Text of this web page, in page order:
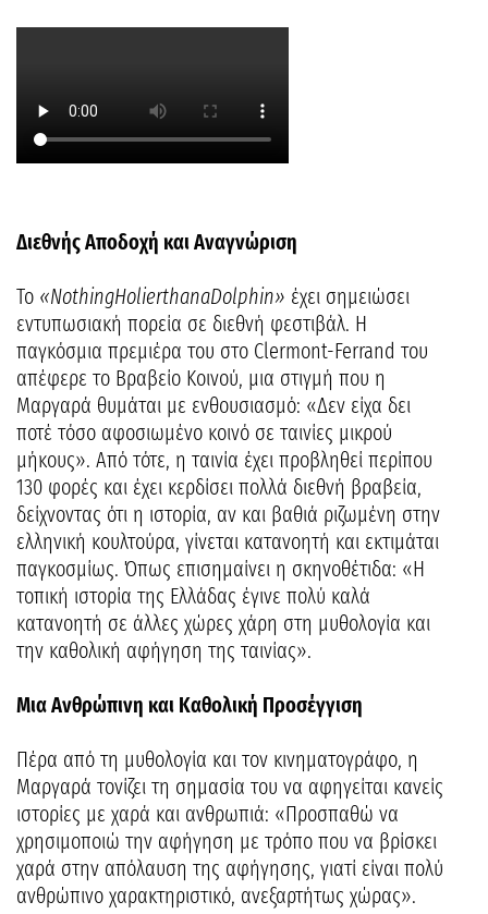
Διεθνής Αποδοχή και Αναγνώριση
Το «NothingHolierthanaDolphin» έχει σημειώσει
εντυπωσιακή πορεία σε διεθνή φεστιβάλ. Η
παγκόσμια πρεμιέρα του στο Clermont-Ferrand του
απέφερε το Βραβείο Κοινού, μια στιγμή που η
Μαργαρά θυμάται με ενθουσιασμό: «Δεν είχα δει
ποτέ τόσο αφοσιωμένο κοινό σε ταινίες μικρού
μήκους». Από τότε, η ταινία έχει προβληθεί περίπου
130 φορές και έχει κερδίσει πολλά διεθνή βραβεία,
δείχνοντας ότι η ιστορία, αν και βαθιά ριζωμένη στην
ελληνική κουλτούρα, γίνεται κατανοητή και εκτιμάται
παγκοσμίως. Όπως επισημαίνει η σκηνοθέτιδα: «Η
τοπική ιστορία της Ελλάδας έγινε πολύ καλά
κατανοητή σε άλλες χώρες χάρη στη μυθολογία και
την καθολική αφήγηση της ταινίας».
Μια Ανθρώπινη και Καθολική Προσέγγιση
Πέρα από τη μυθολογία και τον κινηματογράφο, η
Μαργαρά τονίζει τη σημασία του να αφηγείται κανείς
ιστορίες με χαρά και ανθρωπιά: «Προσπαθώ να
χρησιμοποιώ την αφήγηση με τρόπο που να βρίσκει
χαρά στην απόλαυση της αφήγησης, γιατί είναι πολύ
ανθρώπινο χαρακτηριστικό, ανεξαρτήτως χώρας».